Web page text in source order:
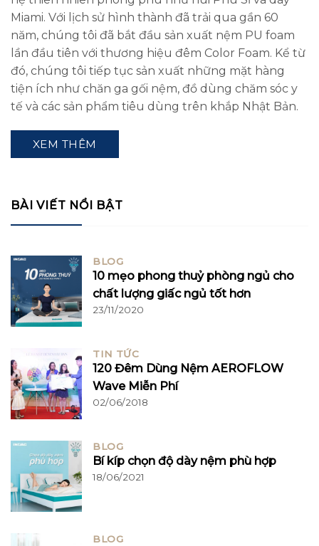
Miami. Với lịch sử hình thành đã trải qua gần 60
năm, chúng tôi đã bắt đầu sản xuất nệm PU foam
lần đầu tiên với thương hiệu đêm Color Foam. Kể từ
đó, chúng tôi tiếp tục sản xuất những mặt hàng
tiện ích như chăn ga gối nệm, đồ dùng chăm sóc y
tế và các sản phẩm tiêu dùng trên khắp Nhật Bản.
XEM THÊM
BÀI VIẾT NỔI BẬT
BLOG
10 mẹo phong thuỷ phòng ngủ cho
chất lượng giấc ngủ tốt hơn
23/11/2020
TIN TỨC
120 Đêm Dùng Nệm AEROFLOW
Wave Miễn Phí
02/06/2018
BLOG
Bí kíp chọn độ dày nệm phù hợp
18/06/2021
BLOG